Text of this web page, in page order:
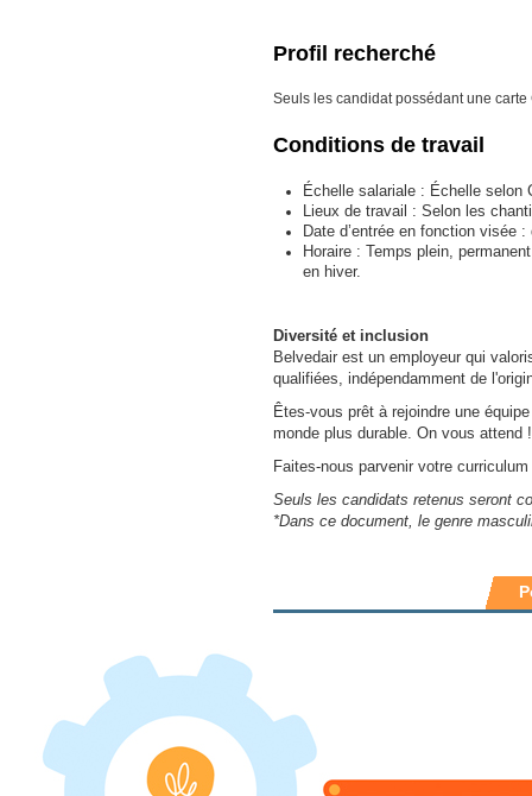
Profil recherché
Seuls les candidat possédant une
Conditions de travail
Échelle salariale : Échelle selon
Lieux de travail : Selon les
Date d’entrée en fonction visée :
Horaire : Temps plein,
en hiver.
Diversité et inclusion
Belvedair est un employeur qui
qualifiées, indépendamment de
Êtes-vous prêt à rejoindre une
monde plus durable. On vous attend !
Faites-nous parvenir votre
Seuls les candidats retenus seront
*Dans ce document, le genre